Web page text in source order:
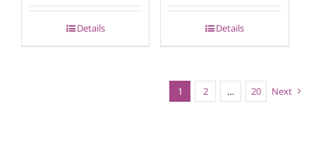
Details Details
1 2 … 20 Next